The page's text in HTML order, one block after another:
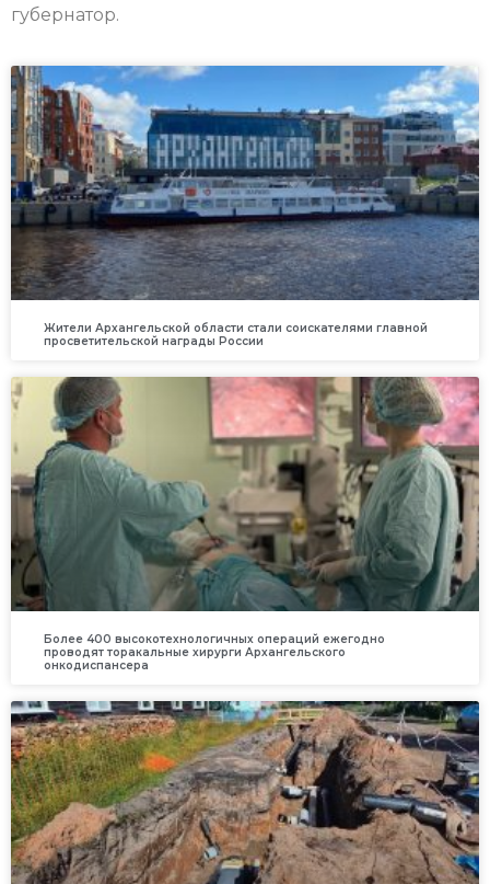
губернатор.
Жители Архангельской области стали соискателями главной
просветительской награды России
Более 400 высокотехнологичных операций ежегодно
проводят торакальные хирурги Архангельского
онкодиспансера